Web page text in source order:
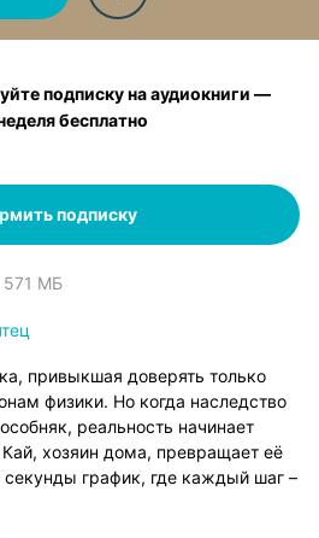
подписку на аудиокниги —
бесплатно
подписку
571 МБ
привыкшая доверять только
физики. Но когда наследство
реальность начинает
хозяин дома, превращает её
график, где каждый шаг –